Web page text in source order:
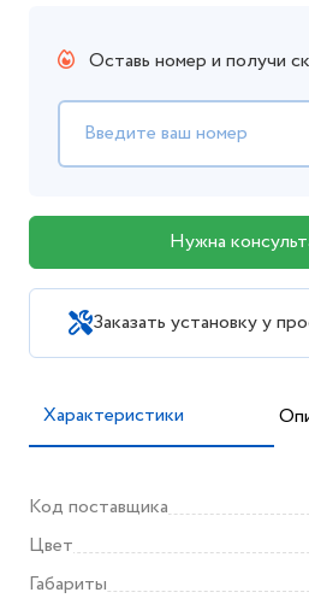
Оставь номер и получи
Нужна
Заказать установку у
Характеристики
Код поставщика
Цвет
Габариты